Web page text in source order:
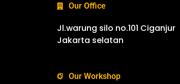
Our Office
Jl.warung silo no.101 Ciganjur
Jakarta selatan
Our Workshop